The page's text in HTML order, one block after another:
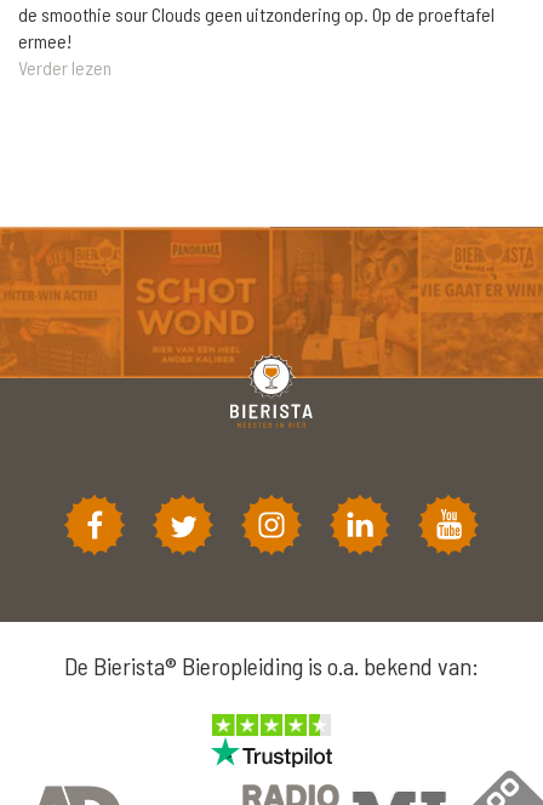
de smoothie sour Clouds geen uitzondering op. Op de proeftafel
ermee!
Verder lezen
De Bierista® Bieropleiding is o.a. bekend van: